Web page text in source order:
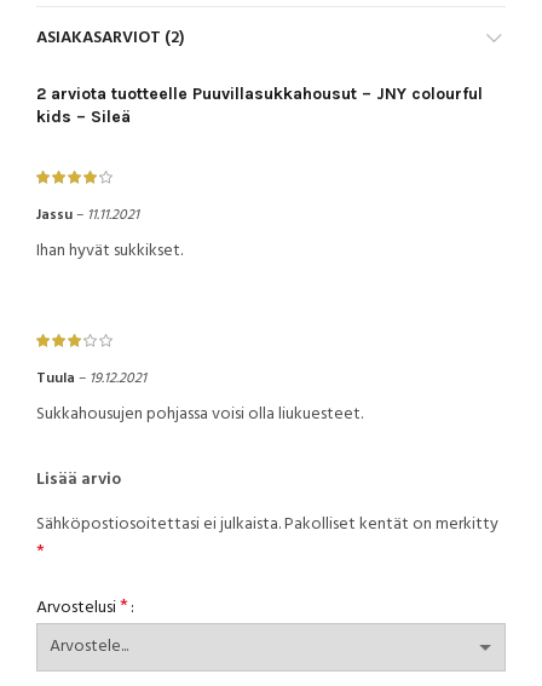
ASIAKASARVIOT (2)
2 arviota tuotteelle Puuvillasukkahousut – JNY colourful
kids – Sileä
Jassu– 11.11.2021
Ihan hyvät sukkikset.
Tuula – 19.12.2021
Sukkahousujen pohjassa voisi olla liukuesteet.
Lisää arvio
Sähköpostiosoitettasi ei julkaista.Pakolliset kentät on merkitty
*
Arvostelusi*